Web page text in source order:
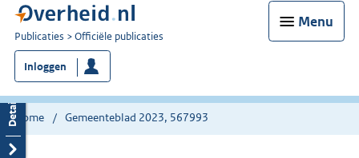
Menu
U
bent
nu
hier:
Publicaties Officiële publicaties
Inloggen
Home Gemeenteblad 2023, 567993